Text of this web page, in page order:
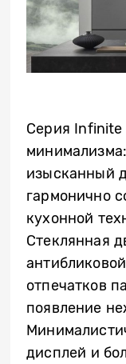
Серия Infinite
изысканный
гармонично
кухонной
Стеклянная
отпечатков
появление
дисплей и